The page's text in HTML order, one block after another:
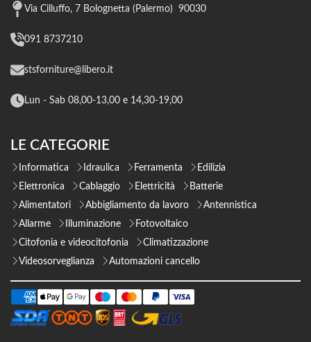
Via Cilluffo, 7 Bolognetta (Palermo) 90030
091 8737210
stsforniture@libero.it
Lun - Sab 08,00-13,00 e 14,30-19,00
LE CATEGORIE
Informatica Idraulica Ferramenta
Edilizia
Elettronica
Cablaggio Elettricità
Batterie
Alimentatori
Abbigliamento da lavoro
Antennistica
Allarme
Illuminazione
Fotovoltaico
Citofonia e videocitofonia
Climatizzazione
Videosorveglianza
Automazioni cancello